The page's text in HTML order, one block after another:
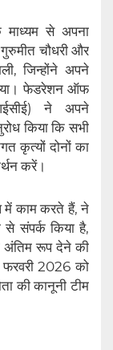
माध्यम से अपना
चौधरी और
जिन्होंने अपने
फेडरेशन ऑफ
ने अपने
किया कि सभी
कृत्यों दोनों का
करें।
में काम करते हैं, ने
से संपर्क किया है,
अंतिम रूप देने की
2026 को
की कानूनी टीम